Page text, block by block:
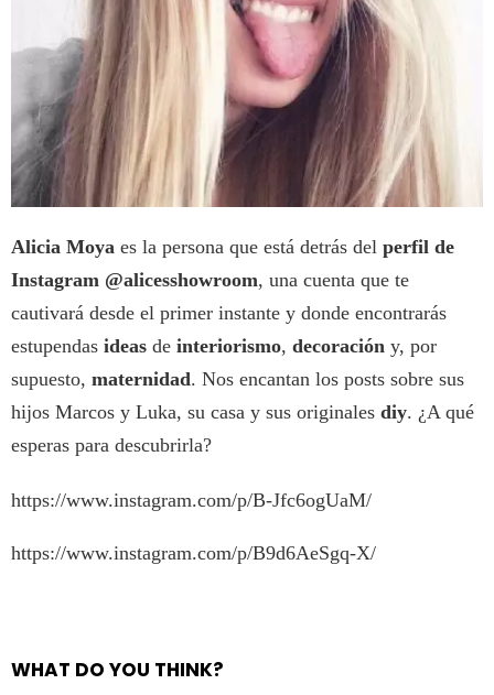
Alicia Moya es la persona que está detrás del perfil de
Instagram @alicesshowroom, una cuenta que te
cautivará desde el primer instante y donde encontrarás
estupendas ideas de interiorismo, decoración y, por
supuesto, maternidad. Nos encantan los posts sobre sus
hijos Marcos y Luka, su casa y sus originales diy. ¿A qué
esperas para descubrirla?
https://www.instagram.com/p/B-Jfc6ogUaM/
https://www.instagram.com/p/B9d6AeSgq-X/
WHAT DO YOU THINK?